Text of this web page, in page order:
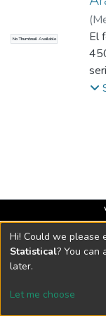
No Thumbnail Available
(
El
Universidad
DSpace software
Hi! Could we please
Statistical? You can
later.
Let me choose